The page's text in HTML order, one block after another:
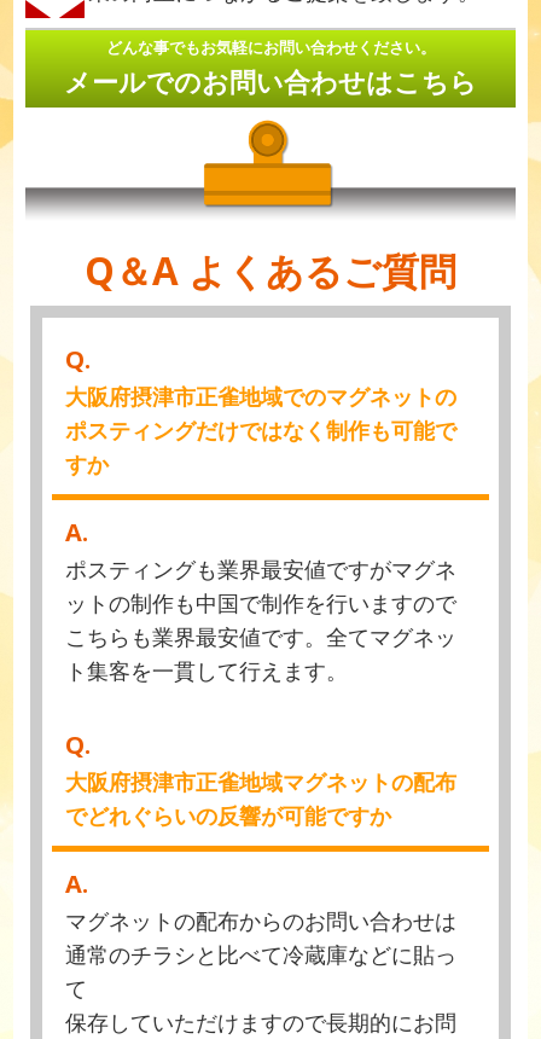
どんな事でもお気軽にお問い合わせください。
メールでのお問い合わせはこちら
Q＆A よくあるご質問
Q.
大阪府摂津市正雀地域でのマグネットの
ポスティングだけではなく制作も可能で
すか
A.
ポスティングも業界最安値ですがマグネ
ットの制作も中国で制作を行いますので
こちらも業界最安値です。全てマグネッ
ト集客を一貫して行えます。
Q.
大阪府摂津市正雀地域マグネットの配布
でどれぐらいの反響が可能ですか
A.
マグネットの配布からのお問い合わせは
通常のチラシと比べて冷蔵庫などに貼っ
て
保存していただけますので長期的にお問